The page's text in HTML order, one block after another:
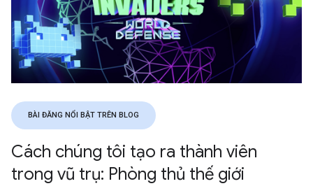
BÀI ĐĂNG NỔI BẬT TRÊN BLOG
Cách chúng tôi tạo ra thành viên
trong vũ trụ: Phòng thủ thế giới